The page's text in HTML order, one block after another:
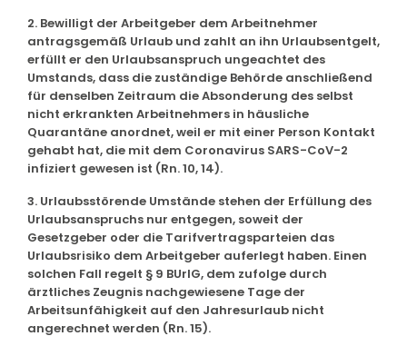
2. Bewilligt der Arbeitgeber dem Arbeitnehmer
antragsgemäß Urlaub und zahlt an ihn Urlaubsentgelt,
erfüllt er den Urlaubsanspruch ungeachtet des
Umstands, dass die zuständige Behörde anschließend
für denselben Zeitraum die Absonderung des selbst
nicht erkrankten Arbeitnehmers in häusliche
Quarantäne anordnet, weil er mit einer Person Kontakt
gehabt hat, die mit dem Coronavirus SARS-CoV-2
infiziert gewesen ist (Rn. 10, 14).
3. Urlaubsstörende Umstände stehen der Erfüllung des
Urlaubsanspruchs nur entgegen, soweit der
Gesetzgeber oder die Tarifvertragsparteien das
Urlaubsrisiko dem Arbeitgeber auferlegt haben. Einen
solchen Fall regelt § 9 BUrlG, dem zufolge durch
ärztliches Zeugnis nachgewiesene Tage der
Arbeitsunfähigkeit auf den Jahresurlaub nicht
angerechnet werden (Rn. 15).